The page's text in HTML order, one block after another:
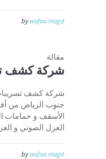
bywafaa magd
مقالة
شركة كشف
جنوب الرياض من
الأسقف و حمامات
العزل الصوتي و
bywafaa magd